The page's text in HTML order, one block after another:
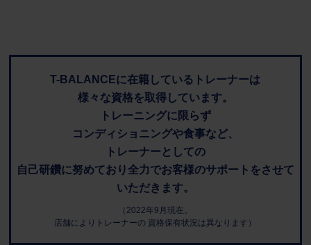
T-BALANCEに在籍しているトレーナーは
様々な資格を取得しています。
トレーニングに限らず
コンディショニングや食事など、
トレーナーとしての
自己研鑽に努めており全力でお客様のサポートをさせて
いただきます。
（2022年9月現在。
店舗によりトレーナーの 資格保有状況は異なります）